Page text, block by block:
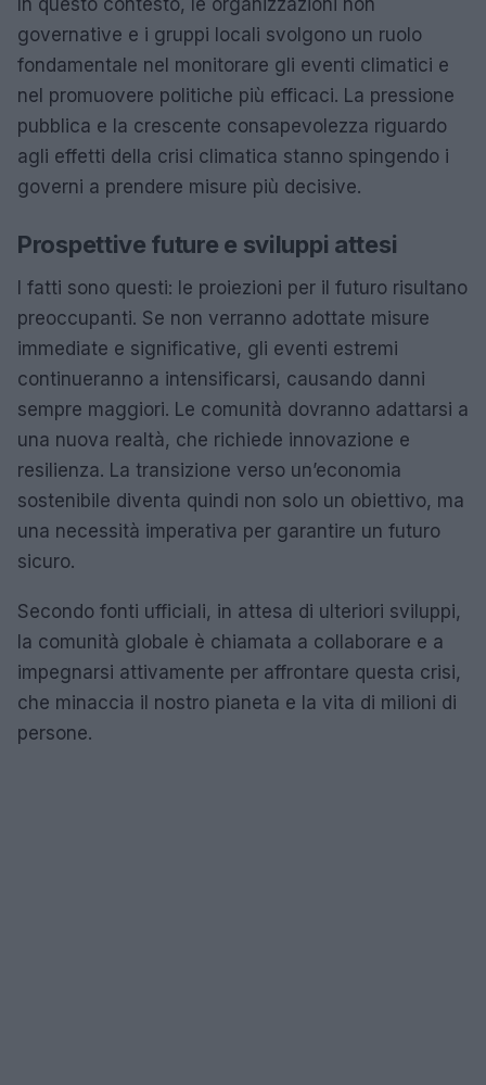
governative e i gruppi locali svolgono un ruolo
fondamentale nel monitorare gli eventi climatici e
nel promuovere politiche più efficaci. La pressione
pubblica e la crescente consapevolezza riguardo
agli effetti della crisi climatica stanno spingendo i
governi a prendere misure più decisive.
Prospettive future e sviluppi attesi
I fatti sono questi: le proiezioni per il futuro risultano
preoccupanti. Se non verranno adottate misure
immediate e significative, gli eventi estremi
continueranno a intensificarsi, causando danni
sempre maggiori. Le comunità dovranno adattarsi a
una nuova realtà, che richiede innovazione e
resilienza. La transizione verso un’economia
sostenibile diventa quindi non solo un obiettivo, ma
una necessità imperativa per garantire un futuro
sicuro.
Secondo fonti ufficiali, in attesa di ulteriori sviluppi,
la comunità globale è chiamata a collaborare e a
impegnarsi attivamente per affrontare questa crisi,
che minaccia il nostro pianeta e la vita di milioni di
persone.